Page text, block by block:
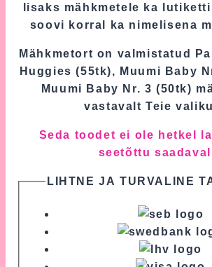
lisaks mähkmetele ka
soovi korral ka nimelisena
Mähkmetort on valmistatud
Huggies (55tk), Muumi Baby
Muumi Baby Nr. 3 (50tk)
vastavalt Teie
Seda toodet ei ole hetkel
seetõttu
LIHTNE JA TURVALINE